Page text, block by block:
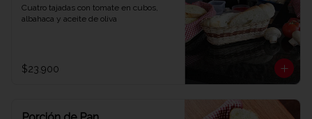
Cuatro tajadas con tomate en cubos,
albahaca y aceite de oliva
$23.900